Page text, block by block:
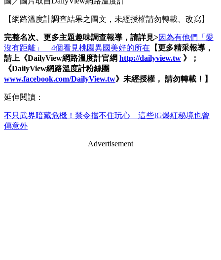
【網路溫度計調查結果之圖文，未經授權請勿轉載、改寫】
完整名次、更多主題趣味調查報導，請詳見>因為有他們「愛
沒有距離」 4個看見桃園異國美好的所在 【更多精采報導，
請上《DailyView網路溫度計官網 http://dailyview.tw 》；
《DailyView網路溫度計粉絲團
www.facebook.com/DailyView.tw》未經授權， 請勿轉載！】
延伸閱讀：
不只武界暗藏危機！禁令擋不住玩心 這些IG爆紅秘境也曾
傳意外
Advertisement